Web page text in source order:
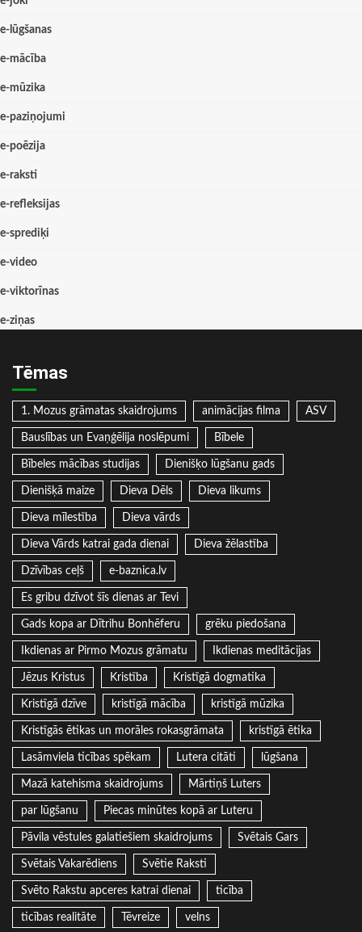
e-lūgšanas
e-mācība
e-mūzika
e-paziņojumi
e-poēzija
e-raksti
e-refleksijas
e-sprediķi
e-video
e-viktorīnas
e-ziņas
Tēmas
1. Mozus grāmatas skaidrojums animācijas filma ASV
Bauslības un Evaņģēlija noslēpumi Bībele
Bībeles mācības studijas Dienišķo lūgšanu gads
Dienišķā maize Dieva Dēls Dieva likums
Dieva mīlestība Dieva vārds
Dieva Vārds katrai gada dienai Dieva žēlastība
Dzīvības ceļš e-baznica.lv
Es gribu dzīvot šīs dienas ar Tevi
Gads kopa ar Dītrihu Bonhēferu grēku piedošana
Ikdienas ar Pirmo Mozus grāmatu Ikdienas meditācijas
Jēzus Kristus Kristība Kristīgā dogmatika
Kristīgā dzīve kristīgā mācība kristīgā mūzika
Kristīgās ētikas un morāles rokasgrāmata kristīgā ētika
Lasāmviela ticības spēkam Lutera citāti lūgšana
Mazā katehisma skaidrojums Mārtiņš Luters
par lūgšanu Piecas minūtes kopā ar Luteru
Pāvila vēstules galatiešiem skaidrojums Svētais Gars
Svētais Vakarēdiens Svētie Raksti
Svēto Rakstu apceres katrai dienai ticība
ticības realitāte Tēvreize velns